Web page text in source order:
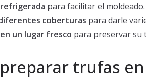
para facilitar el moldeado.
coberturas para darle
un lugar fresco para preservar su
trufas